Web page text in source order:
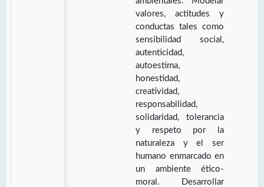
valores, actitudes y
conductas tales como
sensibilidad social,
autenticidad,
autoestima,
honestidad,
creatividad,
responsabilidad,
solidaridad, tolerancia
y respeto por la
naturaleza y el ser
humano enmarcado en
un ambiente ético-
moral. Desarrollar